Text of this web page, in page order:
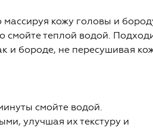
кожу головы и
смойте теплой водой.
и бороде, не пересушивая
смойте водой.
улучшая их текстуру и